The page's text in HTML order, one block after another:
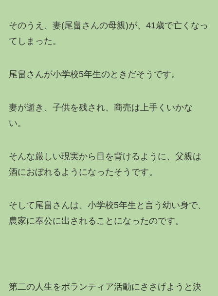
そのうえ、妻(尾畠さんの母親)が、41歳で亡くなっ
てしまった。
尾畠さんが小学校5年生のときだそうです。
妻が逝き、子供を残され、商売は上手くいかな
い。
そんな厳しい現実から目を背けるように、父親は
酒におぼれるようになったそうです。
そして尾畠さんは、小学校5年生と言う幼い身で、
農家に奉公に出されることになったのです。
第二の人生をボランティア活動にささげようと決